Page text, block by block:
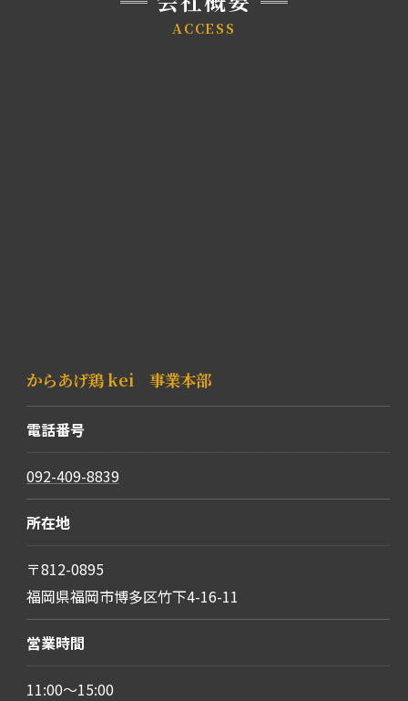
ACCESS
からあげ鶏 kei 事業本部
電話番号
092-409-8839
所在地
〒812-0895
福岡県福岡市博多区竹下4-16-11
営業時間
11:00～15:00